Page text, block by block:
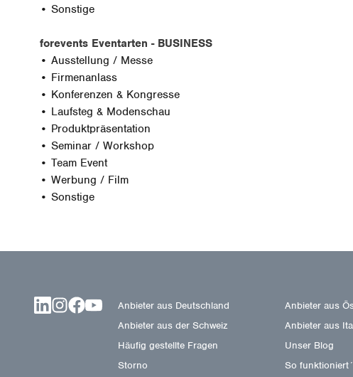
• Sonstige
forevents Eventarten - BUSINESS
• Ausstellung / Messe
• Firmenanlass
• Konferenzen & Kongresse
• Laufsteg & Modenschau
• Produktpräsentation
• Seminar / Workshop
• Team Event
• Werbung / Film
• Sonstige
Anbieter aus Deutschland
Anbieter aus
Anbieter aus der Schweiz
Anbieter aus
Häufig gestellte Fragen
Unser Blog
Storno
So